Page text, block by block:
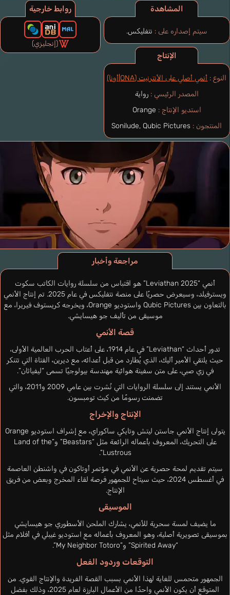
المشاهدة
سيتم إصداره على : نتفليكس.
مراجعة وأخبار
أنمي “Leviathan 2025” هو اقتباس من سلسلة روايات الكاتب سكوت
ويسترفيلد، وسيعرض حصريًا على منصة نتفليكس في عام 2025. تم إنتاج الأنمي
بالتعاون بين Qubic Pictures واستوديو Orange، ويخرجه كريستوف فيريرا، مع
موسيقى من تأليف جو هيسايشي.
قصة الأنمي
تدور أحداث “Leviathan” في عام 1914، على أعتاب الحرب العالمية الأولى،
حيث يلتقي الأمير أليك، الذي يُطارد من قبل أعدائه، مع ديرين، الفتاة التي تتنكر
في زي صبي، على متن سفينة هوائية مهندسة بيولوجيًا تسمى “ليفياثان”.
الأنمي يستند إلى سلسلة الروايات التي نُشرت بين عامي 2009 و2011، والتي
تضمنت رسومًا من كيث تومبسون.
الإنتاج والإخراج
يتولى إنتاج الأنمي جاستن ليتش وتايكي ساكوراي، مع إشراف استوديو Orange
على التحريك، المعروف بأعماله الرائعة مثل “Beastars” و”Land of the
Lustrous”.
سيتم تقديم لمحة حصرية عن الأنمي في مؤتمر أوتاكون في واشنطن العاصمة
في أغسطس 2024، حيث سيتاح للجمهور فرصة لقاء المخرج وبعض من فريق
الإنتاج.
الموسيقى
ما يضيف لمسة سحرية للأنمي، يشارك الملحن الأسطوري جو هيسايشي
بموسيقى تصويرية أصلية، وهو المعروف بأعماله مع استوديو غيبلي في أفلام مثل
“Spirited Away” و”My Neighbor Totoro”.
التوقعات وردود الفعل
الجمهور متحمس للغاية لهذا الأنمي بسبب القصة الفريدة والإنتاج القوي. من
المتوقع أن يكون الأنمي واحدًا من الأعمال البارزة لعام 2025، وذلك بفضل
الإنتاج
النوع : أنمي أصلي على الأنترنيت (ONA|أونا)
المصدر الرئيسي : رواية
استديو الإنتاج : Orange
المنتجون :
روابط خارجية
(إنجليزي)